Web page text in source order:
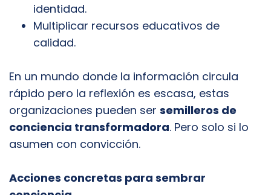
identidad.
Multiplicar recursos educativos de
calidad.
En un mundo donde la información circula
rápido pero la reflexión es escasa, estas
organizaciones pueden ser semilleros de
conciencia transformadora. Pero solo si lo
asumen con convicción.
Acciones concretas para sembrar